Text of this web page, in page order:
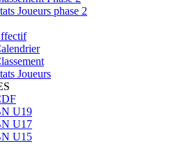
Joueurs phase 2
Joueurs
U19
U17
U15